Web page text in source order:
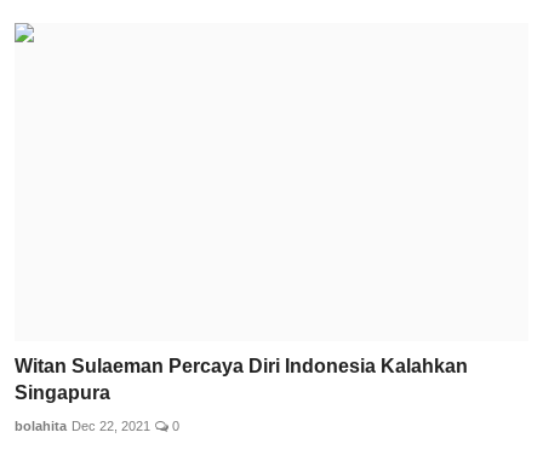
Witan Sulaeman Percaya Diri Indonesia Kalahkan
Singapura
bolahita Dec 22, 2021 0